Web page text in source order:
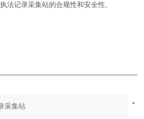
法记录采集站的合规性和安全性。